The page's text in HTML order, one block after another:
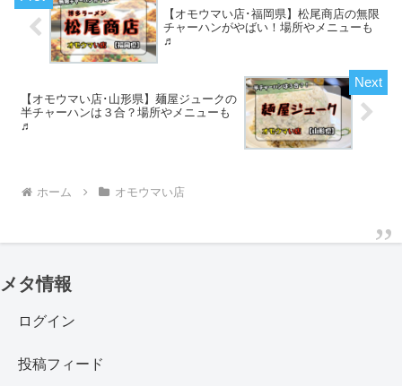
【オモウマい店･福岡県】松尾商店の無限
チャーハンがやばい！場所やメニューも
♬
【オモウマい店･山形県】麺屋ジュークの
半チャーハンは３合？場所やメニューも
♬
ホーム オモウマい店
メタ情報
ログイン
投稿フィード